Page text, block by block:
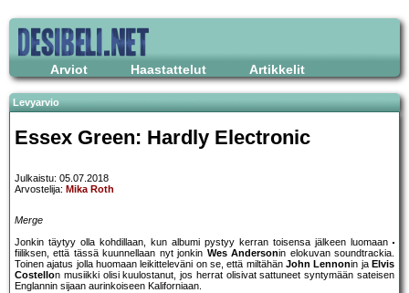
Arviot Haastattelut Artikkelit
Levyarvio
Essex Green: Hardly Electronic
Julkaistu: 05.07.2018
Arvostelija: Mika Roth
Merge
Jonkin täytyy olla kohdillaan, kun albumi pystyy kerran toisensa jälkeen luomaan
fiiliksen, että tässä kuunnellaan nyt jonkin Wes Andersonin elokuvan soundtrackia.
Toinen ajatus jolla huomaan leikitteleväni on se, että miltähän John Lennonin ja Elvis
Costellon musiikki olisi kuulostanut, jos herrat olisivat sattuneet syntymään sateisen
Englannin sijaan aurinkoiseen Kaliforniaan.